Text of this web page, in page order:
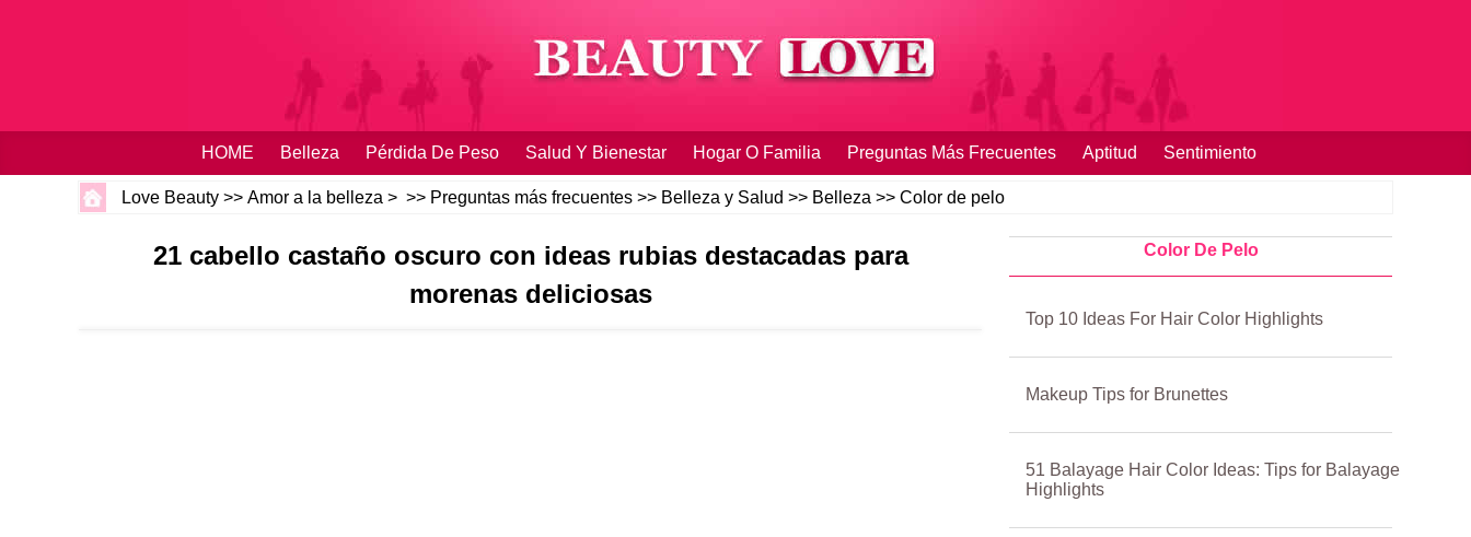
HOME Belleza Pérdida De Peso Salud Y Bienestar Hogar O Familia Preguntas Más Frecuentes Aptitud Sentimiento
Love Beauty >> Amor a la belleza > >> Preguntas más frecuentes >> Belleza y Salud >> Belleza >> Color de pelo
21 cabello castaño oscuro con ideas rubias destacadas para
morenas deliciosas
Color De Pelo
Top 10 Ideas For Hair Color Highlights
Makeup Tips for Brunettes
51 Balayage Hair Color Ideas: Tips for Balayage
Highlights